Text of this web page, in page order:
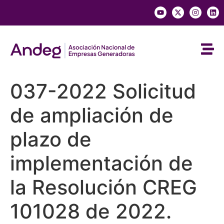
037-2022 Solicitud
de ampliación de
plazo de
implementación de
la Resolución CREG
101028 de 2022.